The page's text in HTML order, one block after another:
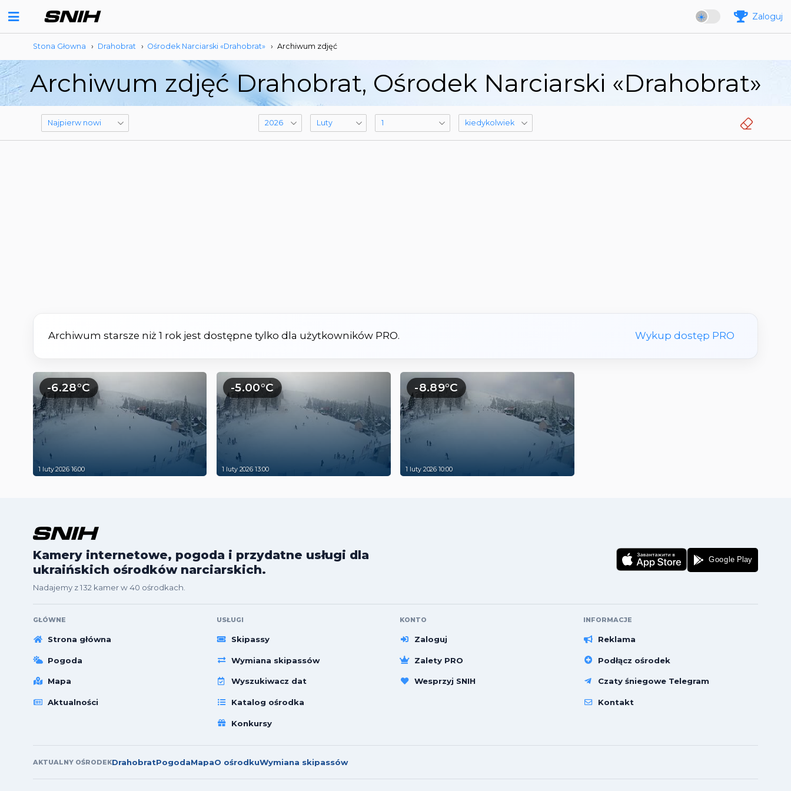
Zaloguj
Stona Głowna › Drahobrat › Ośrodek Narciarski «Drahobrat» › Archiwum zdjęć
Archiwum zdjęć Drahobrat, Ośrodek Narciarski «Drahobrat»
Archiwum starsze niż 1 rok jest dostępne tylko dla użytkowników PRO. Wykup dostęp PRO
-6.28°C
1 luty 2026 16:00
-5.00°C
1 luty 2026 13:00
-8.89°C
1 luty 2026 10:00
Kamery internetowe, pogoda i przydatne usługi dla
ukraińskich ośrodków narciarskich.
Nadajemy z 132 kamer w 40 ośrodkach.
GŁÓWNE
Strona główna
Pogoda
Mapa
Aktualności
USŁUGI
Skipassy
Wymiana skipassów
Wyszukiwacz dat
Katalog ośrodka
Konkursy
KONTO
Zaloguj
Zalety PRO
Wesprzyj SNIH
INFORMACJE
Reklama
Podłącz ośrodek
Czaty śniegowe Telegram
Kontakt
AKTUALNY OŚRODEKDrahobratPogodaMapaO ośrodkuWymiana skipassów